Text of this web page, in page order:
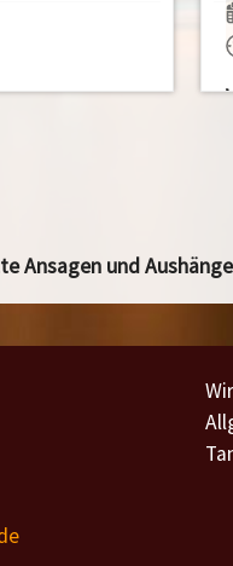
Ansagen und